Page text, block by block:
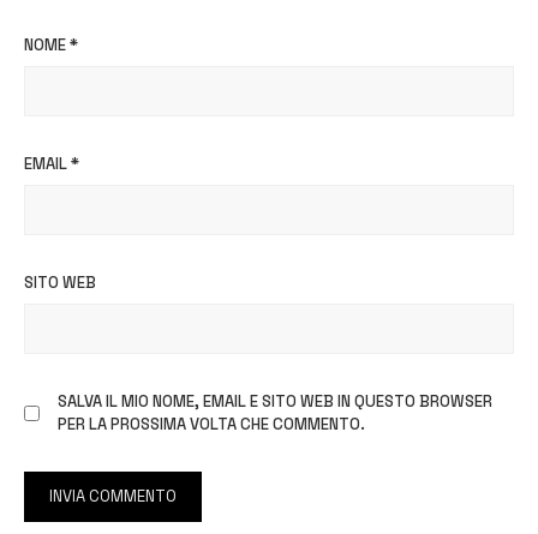
NOME*
EMAIL*
SITO WEB
SALVA IL MIO NOME, EMAIL E SITO WEB IN QUESTO BROWSER
PER LA PROSSIMA VOLTA CHE COMMENTO.